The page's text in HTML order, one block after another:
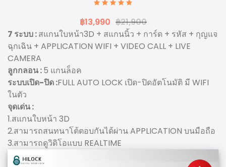
฿13,990 ฿21,900
7 ระบบ :สแกนใบหน้า3D + สแกนนิ้ว + การ์ด + รหัส + กุญแจ
ฉุกเฉิน + APPLICATION WIFI + VIDEO CALL + LIVE
CAMERA
ลูกกลอน :5 แกนล็อค
ระบบเปิด-ปิด :FULL AUTO LOCK เปิด-ปิดอัตโนมัติ มี WIFI
ในตัว
จุดเด่น :
1.สแกนใบหน้า 3D
2.สามารถสนทนาโต้ตอบกันได้ผ่าน APPLICATION บนมือถือ
3.สามารถดูวิดิโอแบบ REALTIME